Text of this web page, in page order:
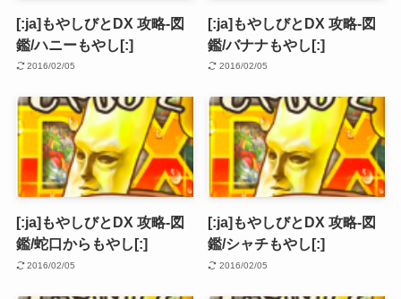
[:ja]もやしびとDX 攻略-図
鑑/ハニーもやし[:]
2016/02/05
[:ja]もやしびとDX 攻略-図
鑑/バナナもやし[:]
2016/02/05
[:ja]もやしびとDX 攻略-図
鑑/蛇口からもやし[:]
2016/02/05
[:ja]もやしびとDX 攻略-図
鑑/シャチもやし[:]
2016/02/05